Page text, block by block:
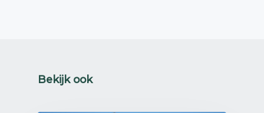
Bekijk ook